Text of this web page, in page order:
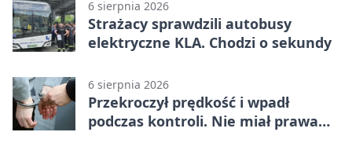
6 sierpnia 2026
Strażacy sprawdzili autobusy
elektryczne KLA. Chodzi o sekundy
6 sierpnia 2026
Przekroczył prędkość i wpadł
podczas kontroli. Nie miał prawa